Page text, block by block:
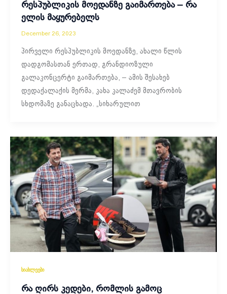
რესპუბლიკის მოედანზე გაიმართება – რა
ელის მაყურებელს
December 26, 2023
პირველი რესპუბლიკის მოედანზე, ახალი წლის
დადგომასთან ერთად, გრანდიოზული
გალაკონცერტი გაიმართება, – ამის შესახებ
დედაქალაქის მერმა, კახა კალაძემ მთავრობის
სხდომაზე განაცხადა. „სიხარულით
სიახლეები
რა ღირს კედები, რომლის გამოც